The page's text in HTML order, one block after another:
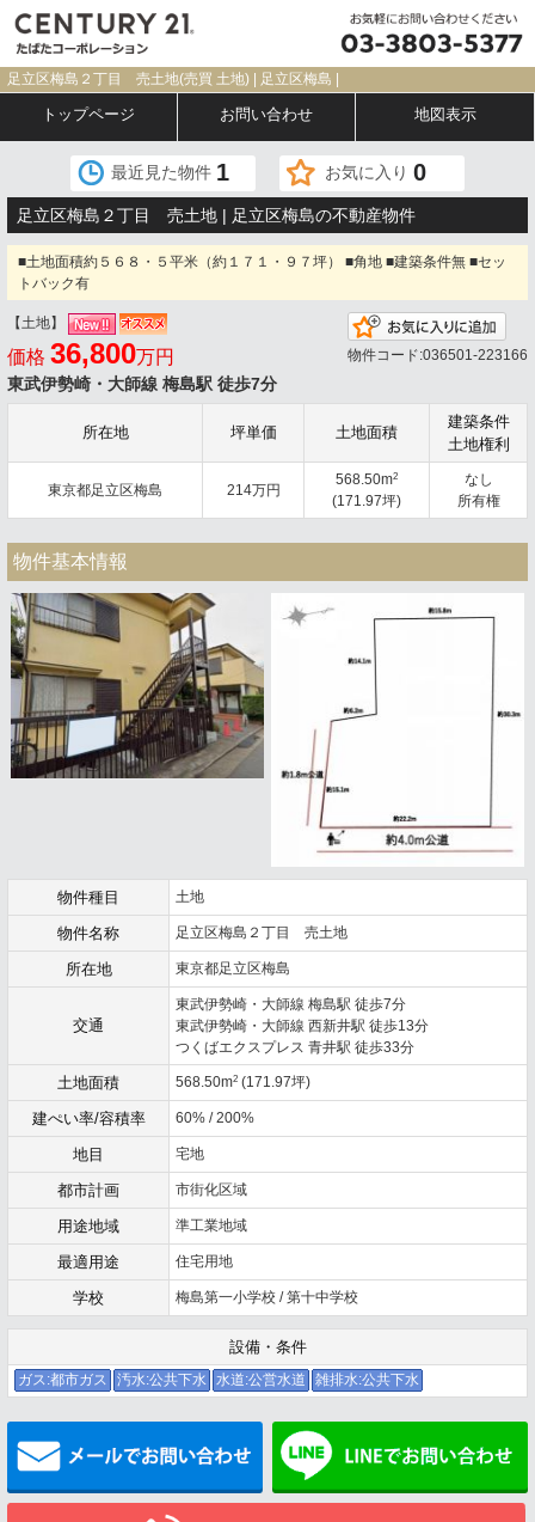
足立区梅島２丁目 売土地(売買 土地) | 足立区梅島 |
トップページ お問い合わせ 地図表示
最近見た物件 1 お気に入り 0
足立区梅島２丁目 売土地 | 足立区梅島の不動産物件
■土地面積約５６８・５平米（約１７１・９７坪） ■角地 ■建築条件無 ■セッ
トバック有
【土地】
価格 36,800万円
東武伊勢崎・大師線 梅島駅 徒歩7分
物件コード:036501-223166
所在地 坪単価 土地面積
建築条件
土地権利
東京都足立区梅島 214万円
568.50m2
(171.97坪)
なし
所有権
物件基本情報
物件種目 土地
物件名称 足立区梅島２丁目 売土地
所在地 東京都足立区梅島
交通
東武伊勢崎・大師線 梅島駅 徒歩7分
東武伊勢崎・大師線 西新井駅 徒歩13分
つくばエクスプレス 青井駅 徒歩33分
土地面積 568.50m2 (171.97坪)
建ぺい率/容積率 60% / 200%
地目 宅地
都市計画 市街化区域
用途地域 準工業地域
最適用途 住宅用地
学校 梅島第一小学校 / 第十中学校
設備・条件
ガス:都市ガス 汚水:公共下水 水道:公営水道 雑排水:公共下水
メールでお問い合わせ